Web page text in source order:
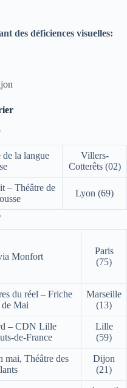
des déficiences visuelles:
la langue
Villers-
Cotterêts (02)
– Théâtre de
Lyon (69)
Monfort
Paris
(75)
du réel – Friche
Mai
Marseille
(13)
– CDN Lille
de-France
Lille
(59)
mai, Théâtre des
Dijon
(21)